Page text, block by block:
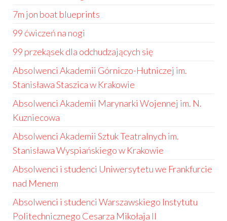
7m jon boat blueprints
99 ćwiczeń na nogi
99 przekąsek dla odchudzających się
Absolwenci Akademii Górniczo-Hutniczej im.
Stanisława Staszica w Krakowie
Absolwenci Akademii Marynarki Wojennej im. N.
Kuzniecowa
Absolwenci Akademii Sztuk Teatralnych im.
Stanisława Wyspiańskiego w Krakowie
Absolwenci i studenci Uniwersytetu we Frankfurcie
nad Menem
Absolwenci i studenci Warszawskiego Instytutu
Politechnicznego Cesarza Mikołaja II